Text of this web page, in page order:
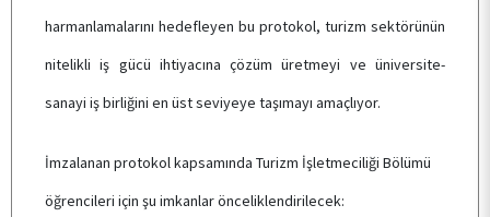
İLETİŞİM
harmanlamalarını hedefleyen bu protokol, turizm sektörünün
nitelikli iş gücü ihtiyacına çözüm üretmeyi ve üniversite-
sanayi iş birliğini en üst seviyeye taşımayı amaçlıyor.
İmzalanan protokol kapsamında Turizm İşletmeciliği Bölümü
öğrencileri için şu imkanlar önceliklendirilecek: